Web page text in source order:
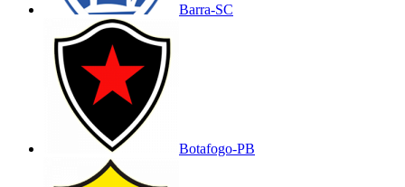
Barra-SC
Botafogo-PB